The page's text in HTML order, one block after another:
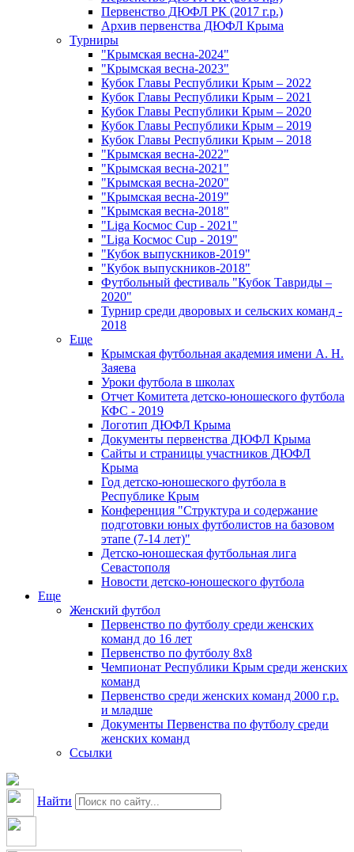
Первенство ДЮФЛ РК (2017 г.р.)
Архив первенства ДЮФЛ Крыма
Турниры
"Крымская весна-2024"
"Крымская весна-2023"
Кубок Главы Республики Крым – 2022
Кубок Главы Республики Крым – 2021
Кубок Главы Республики Крым – 2020
Кубок Главы Республики Крым – 2019
Кубок Главы Республики Крым – 2018
"Крымская весна-2022"
"Крымская весна-2021"
"Крымская весна-2020"
"Крымская весна-2019"
"Крымская весна-2018"
"Liga Космос Cup - 2021"
"Liga Космос Cup - 2019"
"Кубок выпускников-2019"
"Кубок выпускников-2018"
Футбольный фестиваль "Кубок Тавриды –
2020"
Турнир среди дворовых и сельских команд -
2018
Еще
Крымская футбольная академия имени А. Н.
Заяева
Уроки футбола в школах
Отчет Комитета детско-юношеского футбола
КФС - 2019
Логотип ДЮФЛ Крыма
Документы первенства ДЮФЛ Крыма
Сайты и страницы участников ДЮФЛ
Крыма
Год детско-юношеского футбола в
Республике Крым
Конференция "Структура и содержание
подготовки юных футболистов на базовом
этапе (7-14 лет)"
Детско-юношеская футбольная лига
Севастополя
Новости детско-юношеского футбола
Еще
Женский футбол
Первенство по футболу среди женских
команд до 16 лет
Первенство по футболу 8х8
Чемпионат Республики Крым среди женских
команд
Первенство среди женских команд 2000 г.р.
и младше
Документы Первенства по футболу среди
женских команд
Ссылки
Найти